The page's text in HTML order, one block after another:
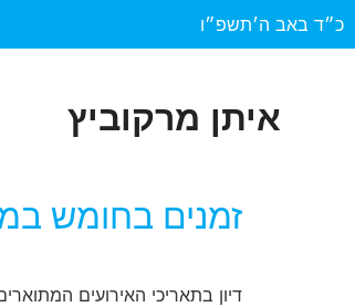
כ״ד באב ה׳תשפ״ו
איתן מרקוביץ
זמנים בחומש
דיון בתאריכי האירועים